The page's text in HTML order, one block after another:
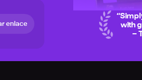
enlace
“
with
–